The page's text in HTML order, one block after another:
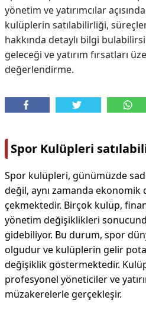
yönetim ve yatırımcılar
kulüplerin satılabilirliği,
hakkında detaylı bilgi
geleceği ve yatırım fırsatları
değerlendirme.
Spor Kulüpleri
Spor kulüpleri, günümüzde
değil, aynı zamanda
çekmektedir. Birçok kulüp,
yönetim değişiklikleri
gidebiliyor. Bu durum, spor
olgudur ve kulüplerin gelir
değişiklik göstermektedir.
profesyonel yöneticiler ve
müzakerelerle gerçekleşir.